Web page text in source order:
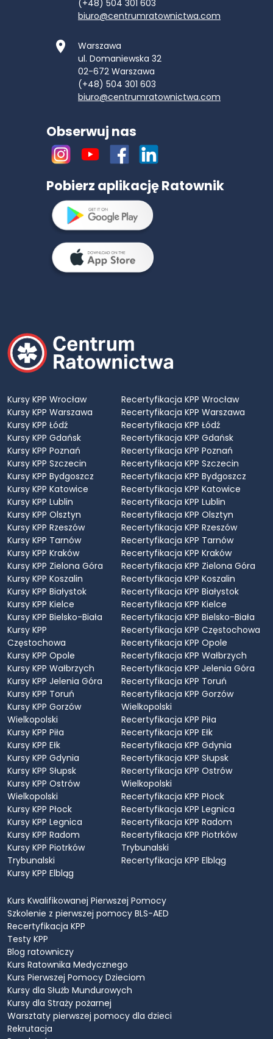
(+48) 504 301 603
biuro@centrumratownictwa.com
Warszawa
ul. Domaniewska 32
02-672 Warszawa
(+48) 504 301 603
biuro@centrumratownictwa.com
Obserwuj nas
Pobierz aplikację Ratownik
Kursy KPP Wrocław
Kursy KPP Warszawa
Kursy KPP Łódź
Kursy KPP Gdańsk
Kursy KPP Poznań
Kursy KPP Szczecin
Kursy KPP Bydgoszcz
Kursy KPP Katowice
Kursy KPP Lublin
Kursy KPP Olsztyn
Kursy KPP Rzeszów
Kursy KPP Tarnów
Kursy KPP Kraków
Kursy KPP Zielona Góra
Kursy KPP Koszalin
Kursy KPP Białystok
Kursy KPP Kielce
Kursy KPP Bielsko-Biała
Kursy KPP
Częstochowa
Kursy KPP Opole
Kursy KPP Wałbrzych
Kursy KPP Jelenia Góra
Kursy KPP Toruń
Kursy KPP Gorzów
Wielkopolski
Kursy KPP Piła
Kursy KPP Ełk
Kursy KPP Gdynia
Kursy KPP Słupsk
Kursy KPP Ostrów
Wielkopolski
Kursy KPP Płock
Kursy KPP Legnica
Kursy KPP Radom
Kursy KPP Piotrków
Trybunalski
Kursy KPP Elbląg
Recertyfikacja KPP Wrocław
Recertyfikacja KPP Warszawa
Recertyfikacja KPP Łódź
Recertyfikacja KPP Gdańsk
Recertyfikacja KPP Poznań
Recertyfikacja KPP Szczecin
Recertyfikacja KPP Bydgoszcz
Recertyfikacja KPP Katowice
Recertyfikacja KPP Lublin
Recertyfikacja KPP Olsztyn
Recertyfikacja KPP Rzeszów
Recertyfikacja KPP Tarnów
Recertyfikacja KPP Kraków
Recertyfikacja KPP Zielona Góra
Recertyfikacja KPP Koszalin
Recertyfikacja KPP Białystok
Recertyfikacja KPP Kielce
Recertyfikacja KPP Bielsko-Biała
Recertyfikacja KPP Częstochowa
Recertyfikacja KPP Opole
Recertyfikacja KPP Wałbrzych
Recertyfikacja KPP Jelenia Góra
Recertyfikacja KPP Toruń
Recertyfikacja KPP Gorzów
Wielkopolski
Recertyfikacja KPP Piła
Recertyfikacja KPP Ełk
Recertyfikacja KPP Gdynia
Recertyfikacja KPP Słupsk
Recertyfikacja KPP Ostrów
Wielkopolski
Recertyfikacja KPP Płock
Recertyfikacja KPP Legnica
Recertyfikacja KPP Radom
Recertyfikacja KPP Piotrków
Trybunalski
Recertyfikacja KPP Elbląg
Kurs Kwalifikowanej Pierwszej Pomocy
Szkolenie z pierwszej pomocy BLS-AED
Recertyfikacja KPP
Testy KPP
Blog ratowniczy
Kurs Ratownika Medycznego
Kurs Pierwszej Pomocy Dzieciom
Kursy dla Służb Mundurowych
Kursy dla Straży pożarnej
Warsztaty pierwszej pomocy dla dzieci
Rekrutacja